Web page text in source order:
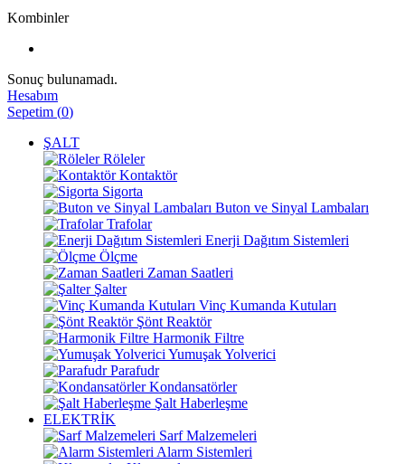
Kombinler
Sonuç bulunamadı.
Hesabım
Sepetim (0)
ŞALT
Röleler
Kontaktör
Sigorta
Buton ve Sinyal Lambaları
Trafolar
Enerji Dağıtım Sistemleri
Ölçme
Zaman Saatleri
Şalter
Vinç Kumanda Kutuları
Şönt Reaktör
Harmonik Filtre
Yumuşak Yolverici
Parafudr
Kondansatörler
Şalt Haberleşme
ELEKTRİK
Sarf Malzemeleri
Alarm Sistemleri